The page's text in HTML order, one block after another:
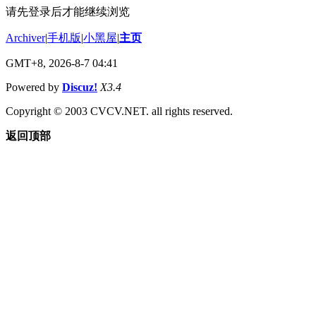
请先登录后才能继续浏览
Archiver|手机版|小黑屋|主页
GMT+8, 2026-8-7 04:41
Powered by Discuz! X3.4
Copyright © 2003 CVCV.NET. all rights reserved.
返回顶部